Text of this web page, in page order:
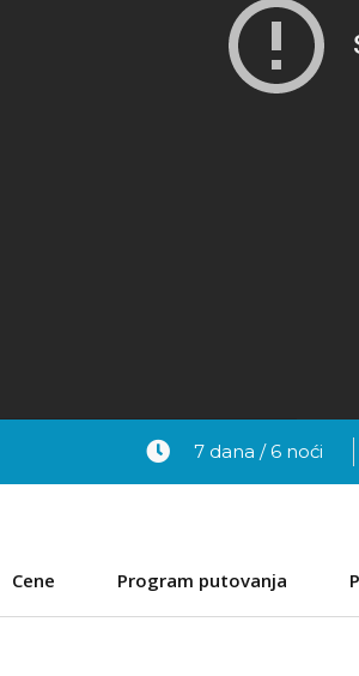
7 dana / 6 noći
Cene Program putovanja